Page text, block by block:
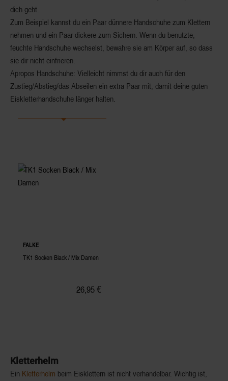
dich geht.
Zum Beispiel kannst du ein Paar dünnere Handschuhe zum Klettern
nehmen und ein Paar dickere zum Sichern. Wenn du benutzte,
feuchte Handschuhe wechselst, bewahre sie am Körper auf, so dass
sie dir nicht einfrieren.
Apropos Handschuhe: Vielleicht nimmst du dir auch für den
Zustieg/Abstieg/das Abseilen ein extra Paar mit, damit deine guten
Eiskletterhandschuhe länger halten.
FALKE
TK1 Socken Black / Mix Damen
26,95 €
Kletterhelm
Ein Kletterhelm beim Eisklettern ist nicht verhandelbar. Wichtig ist,